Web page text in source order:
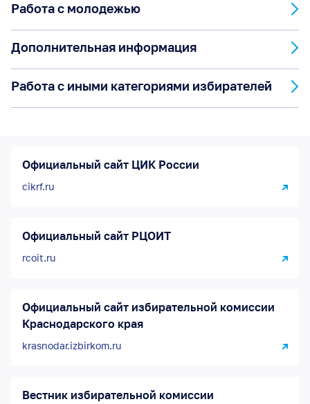
Работа с молодежью
Дополнительная информация
Работа с иными категориями избирателей
Официальный сайт ЦИК России
cikrf.ru
Официальный сайт РЦОИТ
rcoit.ru
Официальный сайт избирательной комиссии
Краснодарского края
krasnodar.izbirkom.ru
Вестник избирательной комиссии